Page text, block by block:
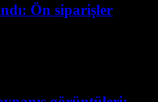
Ön siparişler